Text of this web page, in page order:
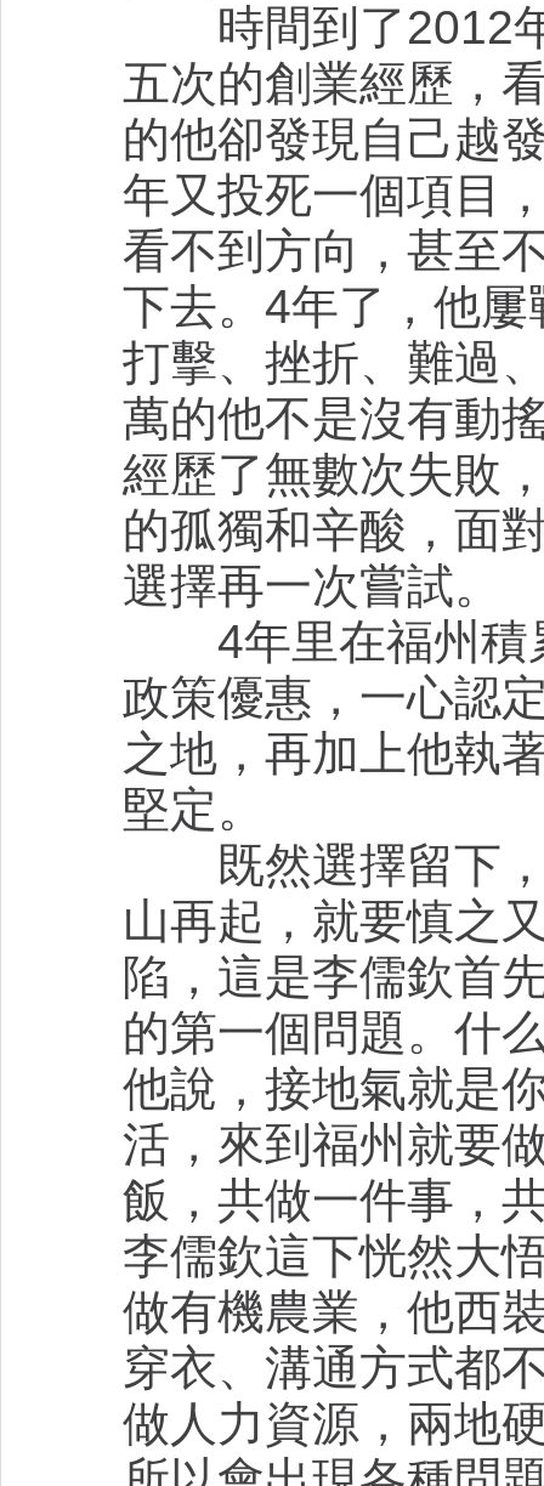
時間到了2012年
五次的創業經歷，
的他卻發現自己越
年又投死一個項目
看不到方向，甚至
下去。4年了，他
打擊、挫折、難過
萬的他不是沒有動
經歷了無數次失敗
的孤獨和辛酸，面
選擇再一次嘗試。
4年里在福州積
政策優惠，一心認
之地，再加上他執
堅定。
既然選擇留下，
山再起，就要慎之
陷，這是李儒欽首
的第一個問題。什
他說，接地氣就是
活，來到福州就要
飯，共做一件事，
李儒欽這下恍然大
做有機農業，他西
穿衣、溝通方式都
做人力資源，兩地